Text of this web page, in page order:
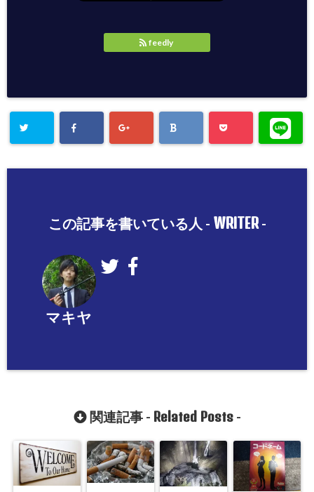
feedly
この記事を書いている人 - WRITER-
マキヤ
関連記事 - Related Posts-